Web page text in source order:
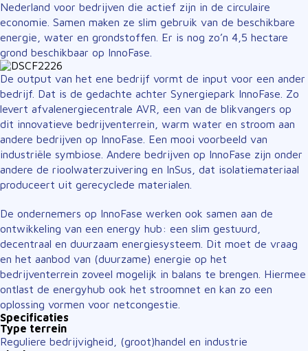
Nederland voor bedrijven die actief zijn in de circulaire
economie. Samen maken ze slim gebruik van de beschikbare
energie, water en grondstoffen. Er is nog zo’n 4,5 hectare
grond beschikbaar op InnoFase.
De output van het ene bedrijf vormt de input voor een ander
bedrijf. Dat is de gedachte achter Synergiepark InnoFase. Zo
levert afvalenergiecentrale AVR, een van de blikvangers op
dit innovatieve bedrijventerrein, warm water en stroom aan
andere bedrijven op InnoFase. Een mooi voorbeeld van
industriële symbiose. Andere bedrijven op InnoFase zijn onder
andere de rioolwaterzuivering en InSus, dat isolatiemateriaal
produceert uit gerecyclede materialen.
De ondernemers op InnoFase werken ook samen aan de
ontwikkeling van een energy hub: een slim gestuurd,
decentraal en duurzaam energiesysteem. Dit moet de vraag
en het aanbod van (duurzame) energie op het
bedrijventerrein zoveel mogelijk in balans te brengen. Hiermee
ontlast de energyhub ook het stroomnet en kan zo een
oplossing vormen voor netcongestie.
Specificaties
Type terrein
Reguliere bedrijvigheid, (groot)handel en industrie